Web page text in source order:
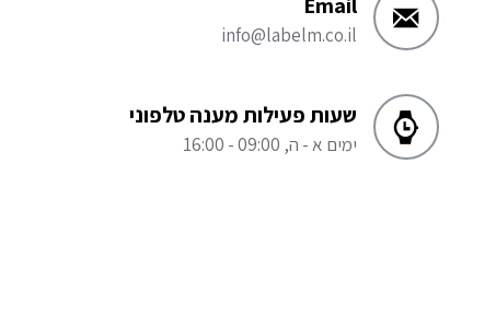
info@labelm.co.il
שעות פעילות מענה טלפוני
ימים א - ה, 09:00 - 16:00